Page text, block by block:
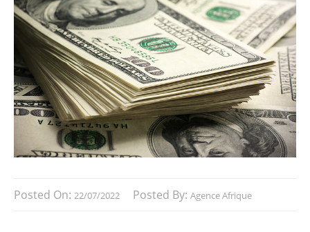
Posted On: 22/07/2022 Posted By: Agence Afrique